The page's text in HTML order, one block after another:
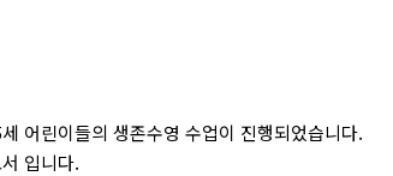
어린이들의 생존수영 수업이 진행되었습니다.
입니다.